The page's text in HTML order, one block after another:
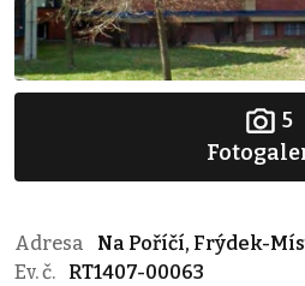
5
Adresa
Na Poříčí, Frýdek-
Ev. č.
RT1407-00063